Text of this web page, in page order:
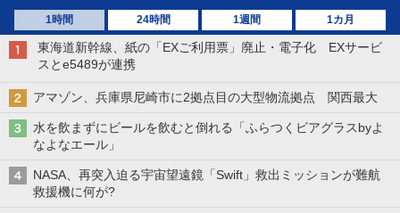
1時間 24時間 1週間 1カ月
東海道新幹線、紙の「EXご利用票」廃止・電子化 EXサービ
スとe5489が連携
アマゾン、兵庫県尼崎市に2拠点目の大型物流拠点 関西最大
水を飲まずにビールを飲むと倒れる「ふらつくビアグラスbyよ
なよなエール」
NASA、再突入迫る宇宙望遠鏡「Swift」救出ミッションが難航
救援機に何が?